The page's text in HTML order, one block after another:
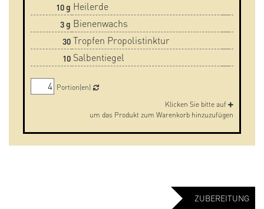
10g Heilerde
3g Bienenwachs
30 Tropfen Propolistinktur
10 Salbentiegel
Portion(en)
Klicken Sie bitte auf
um das Produkt zum Warenkorb hinzuzufügen
ZUBEREITUNG